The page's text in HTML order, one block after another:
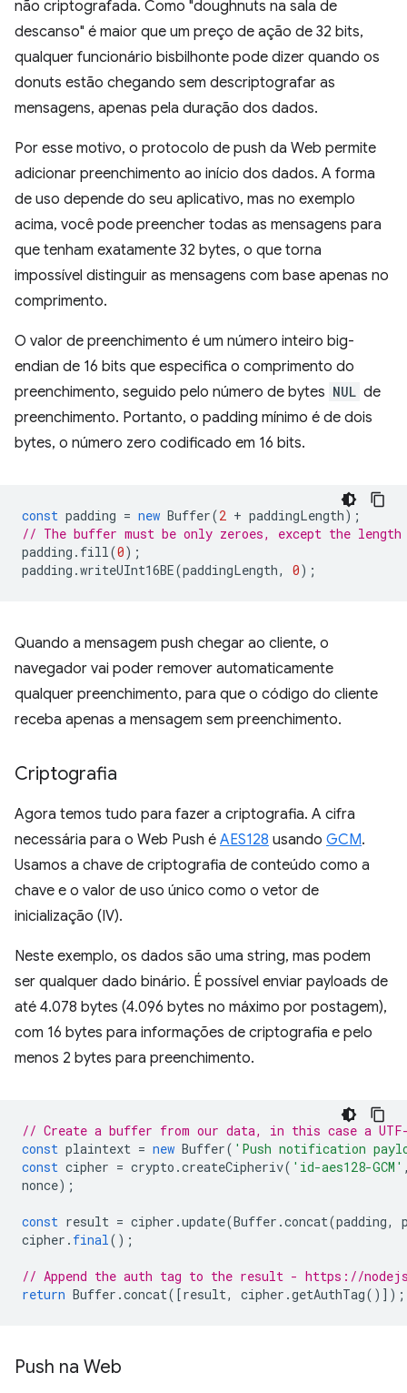
não criptografada. Como "doughnuts na sala de
descanso" é maior que um preço de ação de 32 bits,
qualquer funcionário bisbilhonte pode dizer quando os
donuts estão chegando sem descriptografar as
mensagens, apenas pela duração dos dados.
Por esse motivo, o protocolo de push da Web permite
adicionar preenchimento ao início dos dados. A forma
de uso depende do seu aplicativo, mas no exemplo
acima, você pode preencher todas as mensagens para
que tenham exatamente 32 bytes, o que torna
impossível distinguir as mensagens com base apenas no
comprimento.
O valor de preenchimento é um número inteiro big-
endian de 16 bits que especifica o comprimento do
preenchimento, seguido pelo número de bytes NUL de
preenchimento. Portanto, o padding mínimo é de dois
bytes, o número zero codificado em 16 bits.
const padding = new Buffer(2 + paddingLength);
// The buffer must be only zeroes, except the length
padding . fill(0);
padding .writeUInt16BE(paddingLength, 0);
Quando a mensagem push chegar ao cliente, o
navegador vai poder remover automaticamente
qualquer preenchimento, para que o código do cliente
receba apenas a mensagem sem preenchimento.
Criptografia
Agora temos tudo para fazer a criptografia. A cifra
necessária para o Web Push é AES128 usando GCM.
Usamos a chave de criptografia de conteúdo como a
chave e o valor de uso único como o vetor de
inicialização (IV).
Neste exemplo, os dados são uma string, mas podem
ser qualquer dado binário. É possível enviar payloads de
até 4.078 bytes (4.096 bytes no máximo por postagem),
com 16 bytes para informações de criptografia e pelo
menos 2 bytes para preenchimento.
// Create a buffer from our data, in this case a
const plaintext = new Buffer( 'Push notification
const cipher = crypto .createCipheriv( 'id-aes128-GCM'
nonce);
const result = cipher .update(Buffer .concat(padding,
cipher . final();
// Append the auth tag to the result - https://
return Buffer .concat([result, cipher .getAuthTag()]);
Push na Web